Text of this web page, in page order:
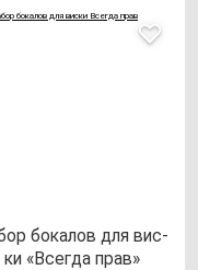
бо­ка­лов для вис­
ки «Всег­да прав»